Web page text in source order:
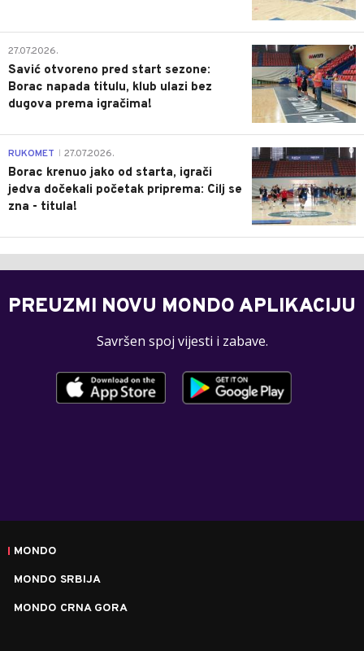
0
27.07.2026.
Savić otvoreno pred start sezone:
Borac napada titulu, klub ulazi bez
dugova prema igračima!
0
RUKOMET 27.07.2026.
Borac krenuo jako od starta, igrači
jedva dočekali početak priprema: Cilj se
zna - titula!
PREUZMI NOVU MONDO APLIKACIJU
Savršen spoj vijesti i zabave.
MONDO
MONDO SRBIJA
MONDO CRNA GORA